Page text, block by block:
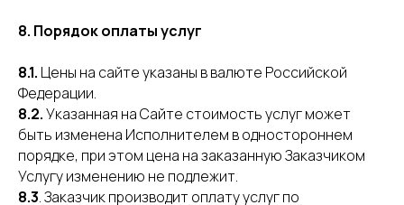
8. Порядок оплаты услуг
8.1. Цены на сайте указаны в валюте Российской
Федерации.
8.2.Указанная на Сайте стоимость услуг может
быть изменена Исполнителем в одностороннем
порядке, при этом цена на заказанную Заказчиком
Услугу изменению не подлежит.
8.3. Заказчик производит оплату услуг по